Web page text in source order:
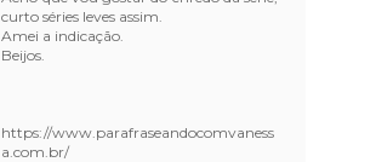
curto séries leves assim.
Amei a indicação.
Beijos.
https://www.parafraseandocomvaness
a.com.br/